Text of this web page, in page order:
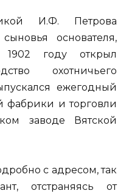
И.Ф. Петрова
основателя,
году открыл
охотничьего
ежегодный
фабрики и торговли
заводе Вятской
с адресом, так
отстраняясь от